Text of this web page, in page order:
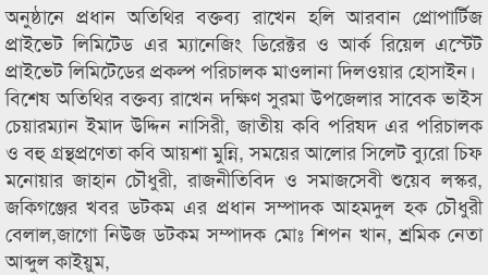
অনুষ্ঠানে প্রধান অতিথির বক্তব্য রাখেন হলি আরবান প্রোপার্টিজ
প্রাইভেট লিমিটেড এর ম‍্যানেজিং ডিরেক্টর ও আর্ক রিয়েল এস্টেট
প্রাইভেট লিমিটেডের প্রকল্প পরিচালক মাওলানা দিলওয়ার হোসাইন।
বিশেষ অতিথির বক্তব্য রাখেন দক্ষিণ সুরমা উপজেলার সাবেক ভাইস
চেয়ারম্যান ইমাদ উদ্দিন নাসিরী, জাতীয় কবি পরিষদ এর পরিচালক
ও বহু গ্রন্থপ্রণেতা কবি আয়শা মুন্নি, সময়ের আলোর সিলেট ব‍্যুরো চিফ
মনোয়ার জাহান চৌধুরী, রাজনীতিবিদ ও সমাজসেবী শুয়েব লস্কর,
জকিগঞ্জের খবর ডটকম এর প্রধান সম্পাদক আহমদুল হক চৌধুরী
বেলাল,জাগো নিউজ ডটকম সম্পাদক মোঃ শিপন খান, শ্রমিক নেতা
আব্দুল কাইয়ুম,